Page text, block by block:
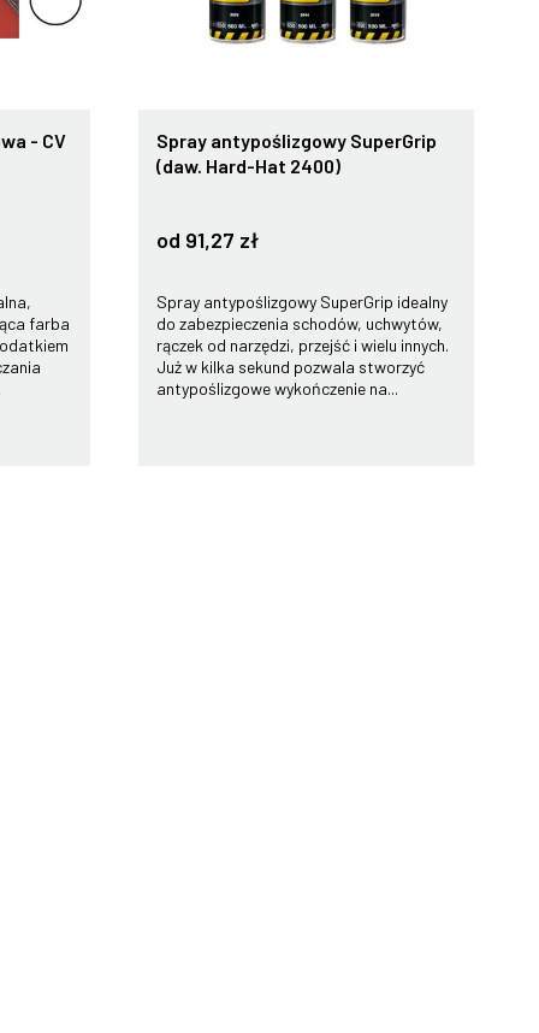
- CV
farba
Spray antypoślizgowy SuperGrip
(daw. Hard-Hat 2400)
od 91,27 zł
Spray antypoślizgowy SuperGrip idealny
do zabezpieczenia schodów, uchwytów,
rączek od narzędzi, przejść i wielu innych.
Już w kilka sekund pozwala stworzyć
antypoślizgowe wykończenie na...